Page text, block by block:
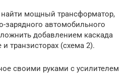
мощный трансформатор,
зарядного автомобильного
добавлением каскада
транзисторах (схема 2).
своими руками с усилителем